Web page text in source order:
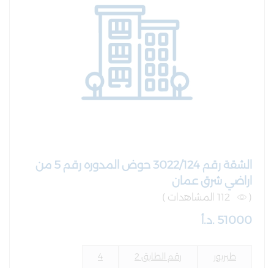
الشقة رقم 3022/124 حوض المدوره رقم 5 من
اراضي شرق عمان
(
51000 .د.أ
طبربور رقم الطابق 2 4